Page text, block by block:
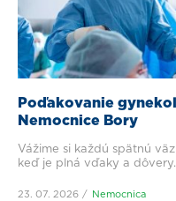
Poďakovanie
Nemocnice Bory
Vážime si každú spätnú
keď je plná vďaky a dôvery.
23. 07. 2026 Nemocnica